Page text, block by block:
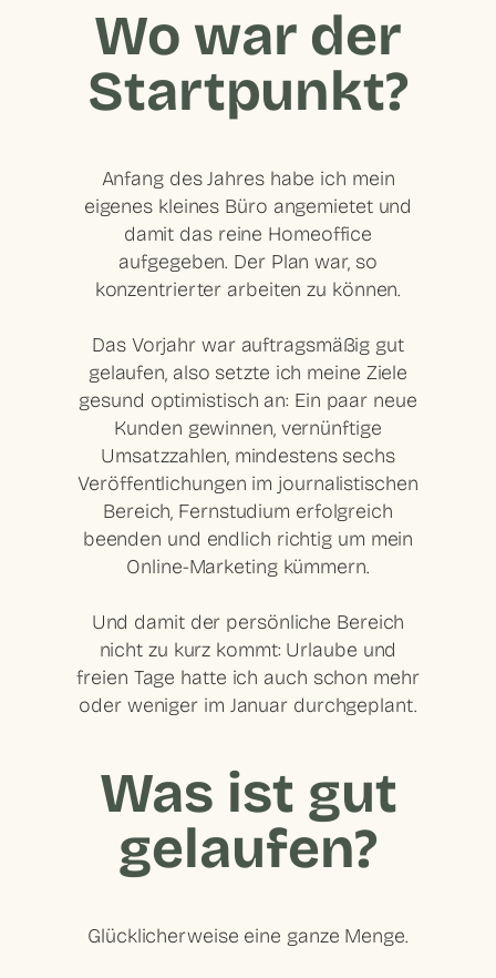
Wo war der
Startpunkt?
Anfang des Jahres habe ich mein
eigenes kleines Büro angemietet und
damit das reine Homeoffice
aufgegeben. Der Plan war, so
konzentrierter arbeiten zu können.
Das Vorjahr war auftragsmäßig gut
gelaufen, also setzte ich meine Ziele
gesund optimistisch an: Ein paar neue
Kunden gewinnen, vernünftige
Umsatzzahlen, mindestens sechs
Veröffentlichungen im journalistischen
Bereich, Fernstudium erfolgreich
beenden und endlich richtig um mein
Online-Marketing kümmern.
Und damit der persönliche Bereich
nicht zu kurz kommt: Urlaube und
freien Tage hatte ich auch schon mehr
oder weniger im Januar durchgeplant.
Was ist gut
gelaufen?
Glücklicherweise eine ganze Menge.